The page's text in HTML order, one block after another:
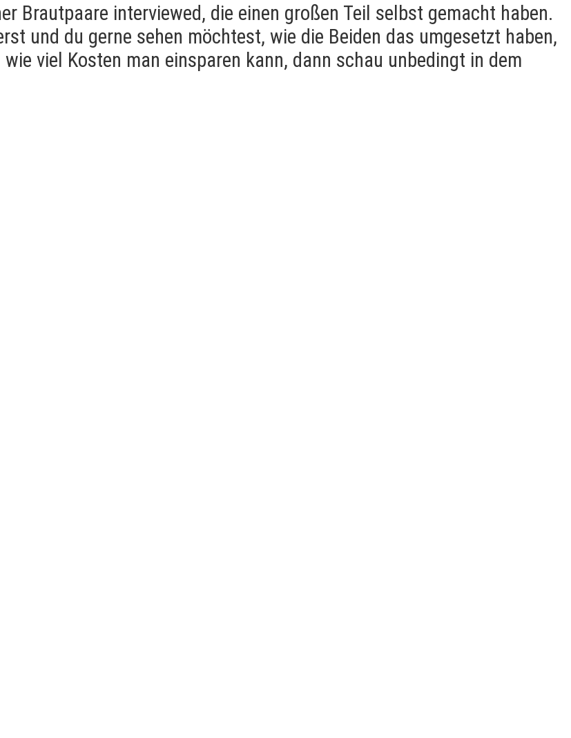
Brautpaare interviewed, die einen großen Teil selbst gemacht haben.
und du gerne sehen möchtest, wie die Beiden das umgesetzt haben,
viel Kosten man einsparen kann, dann schau unbedingt in dem